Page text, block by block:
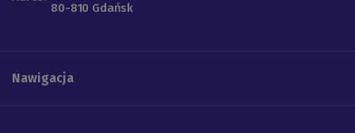
80-810 Gdańsk
Nawigacja